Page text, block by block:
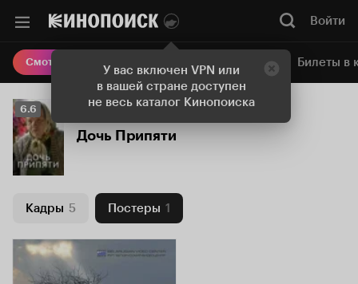
У вас включен VPN или
в вашей стране доступен
не весь каталог Кинопоиска
Войти
Смотреть кино Онлайн-кинотеатр Билеты в
Рейтинг
Кинопоиска
6.6
6.6
Дочь Припяти
Кадры 5 Постеры 1